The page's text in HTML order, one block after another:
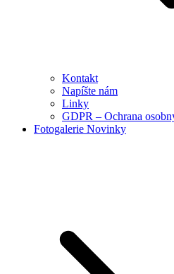
Kontakt
Napíšte nám
Linky
GDPR – Ochrana
Fotogalerie Novinky